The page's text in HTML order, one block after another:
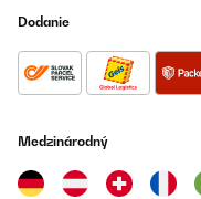
Dodanie
Medzinárodný